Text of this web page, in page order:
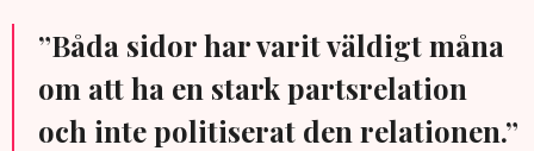
”Båda sidor har varit väldigt måna
om att ha en stark partsrelation
och inte politiserat den relationen.”